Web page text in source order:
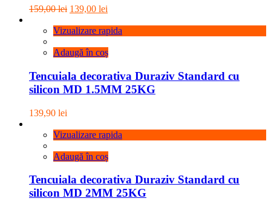
159,00lei Prețul
a
159,00 lei.
139,00 lei
este:
Vizualizare rapida
Adaugă în coș
Tencuiala decorativa Duraziv Standard cu
silicon MD 1.5MM 25KG
139,90 lei
Vizualizare rapida
Adaugă în coș
Tencuiala decorativa Duraziv Standard cu
silicon MD 2MM 25KG